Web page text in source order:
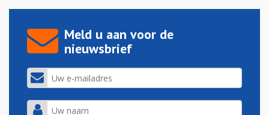
Meld u aan voor de
nieuwsbrief